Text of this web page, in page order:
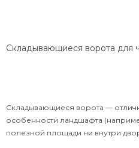
Складывающиеся ворота для
Складывающиеся ворота —
особенности ландшафта
полезной площади ни внутри